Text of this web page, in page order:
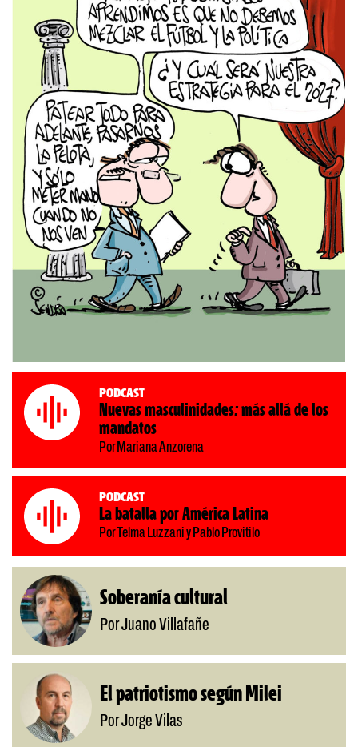
Podcast
Nuevas masculinidades: más allá de los
mandatos
Por Mariana Anzorena
Podcast
La batalla por América Latina
Por Telma Luzzani y Pablo Provitilo
Soberanía cultural
Por Juano Villafañe
El patriotismo según Milei
Por Jorge Vilas